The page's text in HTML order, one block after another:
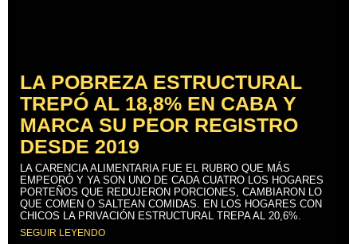
LA POBREZA ESTRUCTURAL
TREPÓ AL 18,8% EN CABA Y
MARCA SU PEOR REGISTRO
DESDE 2019
LA CARENCIA ALIMENTARIA FUE EL RUBRO QUE MÁS
EMPEORÓ Y YA SON UNO DE CADA CUATRO LOS HOGARES
PORTEÑOS QUE REDUJERON PORCIONES, CAMBIARON LO
QUE COMEN O SALTEAN COMIDAS. EN LOS HOGARES CON
CHICOS LA PRIVACIÓN ESTRUCTURAL TREPA AL 20,6%.
SEGUIR LEYENDO